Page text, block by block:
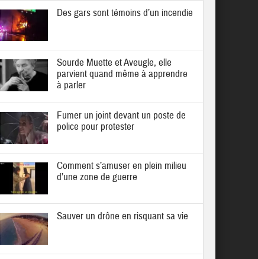
Des gars sont témoins d’un incendie
Sourde Muette et Aveugle, elle
parvient quand même à apprendre
à parler
Fumer un joint devant un poste de
police pour protester
Comment s’amuser en plein milieu
d’une zone de guerre
Sauver un drône en risquant sa vie